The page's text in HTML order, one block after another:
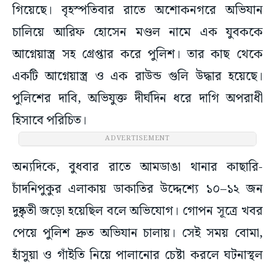
গিয়েছে। বৃহস্পতিবার রাতে অশোকনগরে অভিযান
চালিয়ে আরিফ হোসেন মণ্ডল নামে এক যুবককে
আগ্নেয়াস্ত্র সহ গ্রেপ্তার করে পুলিশ। তার কাছ থেকে
একটি আগ্নেয়াস্ত্র ও এক রাউন্ড গুলি উদ্ধার হয়েছে।
পুলিশের দাবি, অভিযুক্ত দীর্ঘদিন ধরে দাগি অপরাধী
হিসাবে পরিচিত।
ADVERTISEMENT
অন্যদিকে, বুধবার রাতে আমডাঙা থানার কাছারি-
চাঁদনিপুকুর এলাকায় ডাকাতির উদ্দেশ্যে ১০–১২ জন
দুষ্কৃতী জড়ো হয়েছিল বলে অভিযোগ। গোপন সূত্রে খবর
পেয়ে পুলিশ দ্রুত অভিযান চালায়। সেই সময় বোমা,
হাঁসুয়া ও গাঁইতি নিয়ে পালানোর চেষ্টা করলে ঘটনাস্থল